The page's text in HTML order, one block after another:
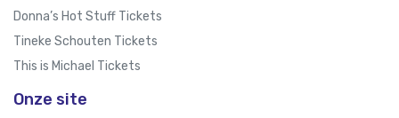
Donna’s Hot Stuff Tickets
Tineke Schouten Tickets
This is Michael Tickets
Onze site